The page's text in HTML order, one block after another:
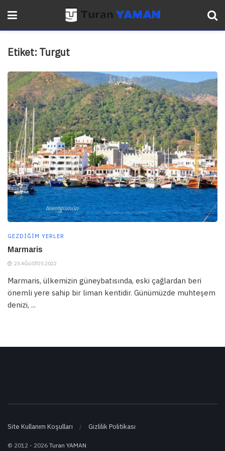
Etiket: Turgut
GEZDIĞIM YERLER
Marmaris
23 AĞUSTOS 2022
Marmaris, ülkemizin güneybatısında, eski çağlardan beri
önemli yere sahip bir liman kentidir. Günümüzde muhteşem
denizi, ...
Site Kullanım Koşulları Gizlilik Politikası
© 2012 - 2026 Turan YAMAN